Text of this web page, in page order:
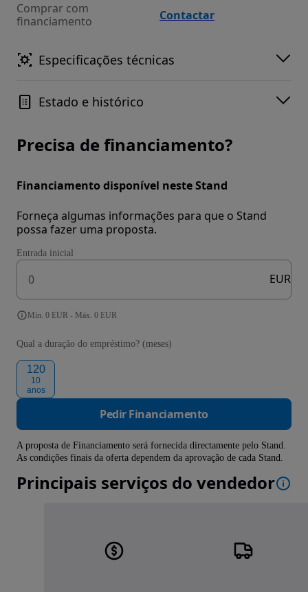
Comprar com
financiamento
Contactar
Especificações técnicas
Estado e histórico
Precisa de financiamento?
Financiamento disponível neste Stand
Forneça algumas informações para que o Stand
possa fazer uma proposta.
Entrada inicial
EUR
Mín. 0 EUR - Máx. 0 EUR
Qual a duração do empréstimo? (meses)
120
10
anos
Pedir Financiamento
A proposta de Financiamento será fornecida directamente pelo Stand.
As condições finais da oferta dependem da aprovação de cada Stand.
Principais serviços do vendedor